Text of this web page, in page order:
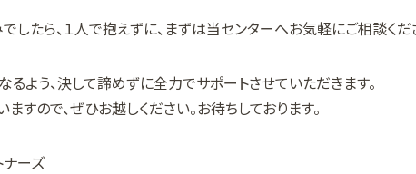
たら、１人で抱えずに、まずは当センターへお気軽にご相談くだ
よう、決して諦めずに全力でサポートさせていただきます。
すので、ぜひお越しください。お待ちしております。
ーズ